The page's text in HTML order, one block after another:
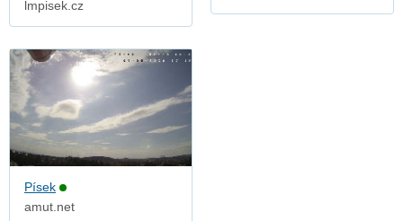
lmpisek.cz
Písek
amut.net